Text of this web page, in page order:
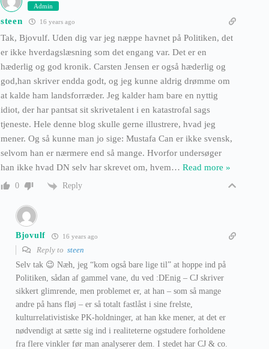
Admin
steen 16 years ago
Tak, Bjovulf. Uden dig var jeg næppe havnet på Politiken, det
er ikke hverdagslæsning som det engang var. Det er en
hæderlig og god kronik. Carsten Jensen er også hæderlig og
god,han skriver endda godt, og jeg kunne aldrig drømme om
at kalde ham landsforræder. Jeg kalder ham bare en nyttig
idiot, der har pantsat sit skrivetalent i en katastrofal sags
tjeneste. Hele denne blog skulle gerne illustrere, hvad jeg
mener. Og så kunne man jo sige: Mustafa Can er ikke svensk,
selvom han er nærmere end så mange. Hvorfor undersøger
han ikke hvad DN selv har skrevet om, hvem… Read more »
0 Reply
Bjovulf 16 years ago
Reply to steen
Selv tak 😉 Næh, jeg “kom også bare lige til” at hoppe ind på
Politiken, sådan af gammel vane, du ved :DEnig – CJ skriver
sikkert glimrende, men problemet er, at han – som så mange
andre på hans fløj – er så totalt fastlåst i sine frelste,
kulturrelativistiske PK-holdninger, at han kke mener, at det er
nødvendigt at sætte sig ind i realiteterne ogstudere forholdene
fra flere vinkler før man analyserer dem. I stedet har CJ & co.